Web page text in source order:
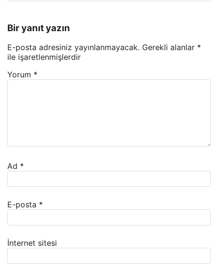
Bir yanıt yazın
E-posta adresiniz yayınlanmayacak. Gerekli alanlar *
ile işaretlenmişlerdir
Yorum *
Ad *
E-posta *
İnternet sitesi